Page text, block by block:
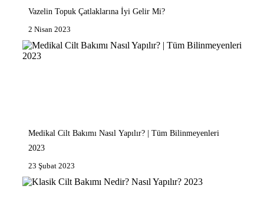
Vazelin Topuk Çatlaklarına İyi Gelir Mi?
2 Nisan 2023
Medikal Cilt Bakımı Nasıl Yapılır? | Tüm Bilinmeyenleri
2023
23 Şubat 2023